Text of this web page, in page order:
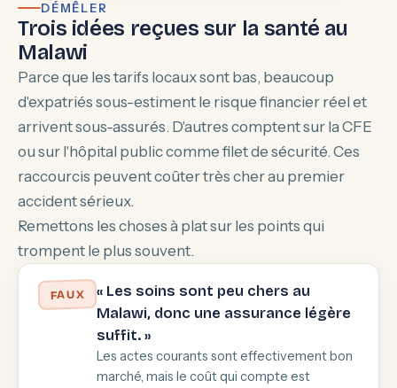
DÉMÊLER
Trois idées reçues sur la santé au
Malawi
Parce que les tarifs locaux sont bas, beaucoup
d'expatriés sous-estiment le risque financier réel et
arrivent sous-assurés. D'autres comptent sur la CFE
ou sur l'hôpital public comme filet de sécurité. Ces
raccourcis peuvent coûter très cher au premier
accident sérieux.
Remettons les choses à plat sur les points qui
trompent le plus souvent.
FAUX
« Les soins sont peu chers au
Malawi, donc une assurance légère
suffit. »
Les actes courants sont effectivement bon
marché, mais le coût qui compte est